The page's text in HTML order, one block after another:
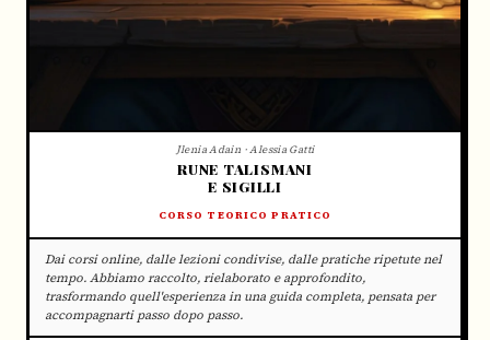
Jlenia Adain · Alessia Gatti
RUNE TALISMANI
E SIGILLI
CORSO TEORICO PRATICO
Dai corsi online, dalle lezioni condivise, dalle pratiche ripetute nel
tempo. Abbiamo raccolto, rielaborato e approfondito,
trasformando quell'esperienza in una guida completa, pensata per
accompagnarti passo dopo passo.